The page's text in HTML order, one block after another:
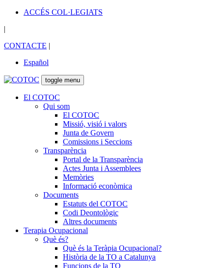
ACCÉS COL·LEGIATS
|
CONTACTE |
Español
toggle menu
El COTOC
Qui som
El COTOC
Missió, visió i valors
Junta de Govern
Comissions i Seccions
Transparència
Portal de la Transparència
Actes Junta i Assemblees
Memòries
Informació econòmica
Documents
Estatuts del COTOC
Codi Deontològic
Altres documents
Terapia Ocupacional
Què és?
Què és la Teràpia Ocupacional?
Història de la TO a Catalunya
Funcions de la TO